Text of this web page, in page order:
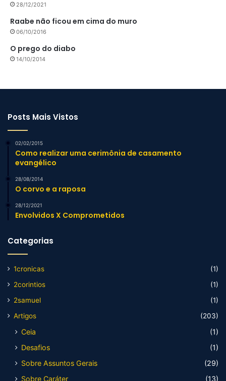
28/12/2021
Raabe não ficou em cima do muro
06/10/2016
O prego do diabo
14/10/2014
Posts Mais Vistos
02/02/2015
Como realizar uma cerimônia de casamento
evangélico
28/08/2014
O corvo e a raposa
28/12/2021
Envolvidos X Comprometidos
Categorias
1cronicas
(1)
2corintios
(1)
2samuel
(1)
Artigos
(203)
Ceia
(1)
Desafios
(1)
Sobre Assuntos Gerais
(29)
Sobre Caráter
(13)